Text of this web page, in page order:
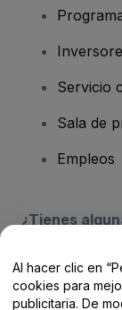
Servicio
Sala de
Empleos
¿Tienes
Centro
Al hacer clic en
cookies para
publicitaria. De